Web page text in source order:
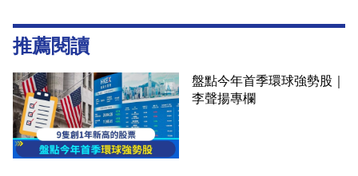
推薦閱讀
盤點今年首季環球強勢股｜
李聲揚專欄